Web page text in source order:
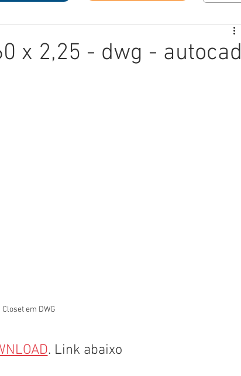
x 2,25 - dwg - autocad
Closet em DWG
. Link abaixo